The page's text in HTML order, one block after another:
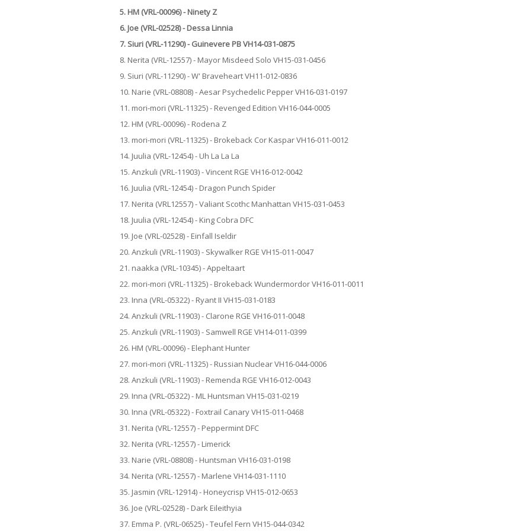
5. HM (VRL-00096) - Ninety Z
6. Joe (VRL-02528) - Dessa Linnia
7. Siuri (VRL-11290) - Guinevere PB VH14-031-0875
8. Nerita (VRL-12557) - Mayor Misdeed Solo VH15-031-0456
9. Siuri (VRL-11290) - W' Braveheart VH11-012-0836
10. Narie (VRL-08808) - Aesar Psychedelic Pepper VH16-031-0197
11. mori-mori (VRL-11325) - Revenged Edition VH16-044-0005
12. HM (VRL-00096) - Rodena Z
13. mori-mori (VRL-11325) - Brokeback Cor Kaspar VH16-011-0012
14. Juulia (VRL-12454) - Uh La La La
15. Anzkuli (VRL-11903) - Vincent RGE VH16-012-0042
16. Juulia (VRL-12454) - Dragon Punch Spider
17. Nerita (VRL12557) - Valiant Scothc Manhattan VH15-031-0453
18. Juulia (VRL-12454) - King Cobra DFC
19. Joe (VRL-02528) - Einfall Iseldir
20. Anzkuli (VRL-11903) - Skywalker RGE VH15-011-0047
21. naakka (VRL-10345) - Appeltaart
22. mori-mori (VRL-11325) - Brokeback Wundermordor VH16-011-0011
23. Inna (VRL-05322) - Ryant II VH15-031-0183
24. Anzkuli (VRL-11903) - Clarone RGE VH16-011-0048
25. Anzkuli (VRL-11903) - Samwell RGE VH14-011-0399
26. HM (VRL-00096) - Elephant Hunter
27. mori-mori (VRL-11325) - Russian Nuclear VH16-044-0006
28. Anzkuli (VRL-11903) - Remenda RGE VH16-012-0043
29. Inna (VRL-05322) - ML Huntsman VH15-031-0219
30. Inna (VRL-05322) - Foxtrail Canary VH15-011-0468
31. Nerita (VRL-12557) - Peppermint DFC
32. Nerita (VRL-12557) - Limerick
33. Narie (VRL-08808) - Huntsman VH16-031-0198
34. Nerita (VRL-12557) - Marlene VH14-031-1110
35. Jasmin (VRL-12914) - Honeycrisp VH15-012-0653
36. Joe (VRL-02528) - Dark Eileithyia
37. Emma P. (VRL-06525) - Teufel Fern VH15-044-0342